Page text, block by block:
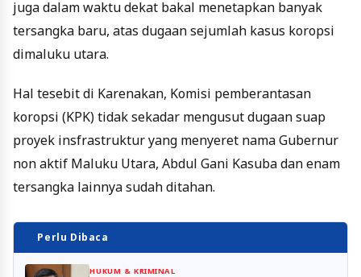
juga dalam waktu dekat bakal menetapkan banyak
tersangka baru, atas dugaan sejumlah kasus koropsi
dimaluku utara.
Hal tesebit di Karenakan, Komisi pemberantasan
koropsi (KPK) tidak sekadar mengusut dugaan suap
proyek insfrastruktur yang menyeret nama Gubernur
non aktif Maluku Utara, Abdul Gani Kasuba dan enam
tersangka lainnya sudah ditahan.
Perlu Dibaca
HUKUM & KRIMINAL